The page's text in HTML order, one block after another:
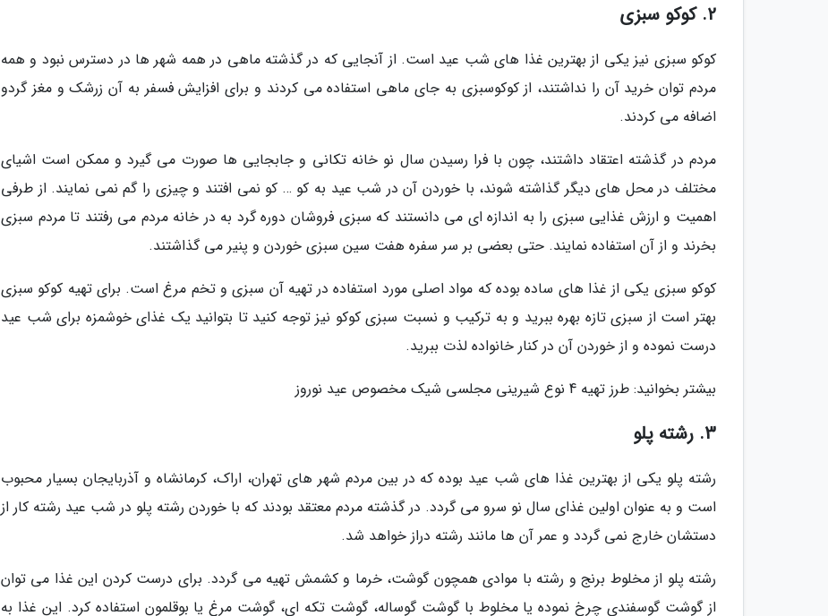
2. کوکو سبزی
کوکو سبزی نیز یکی از بهترین غذا های شب عید است. از آنجایی که در گذشته ماهی در همه شهر ها در دسترس نبود و همه
مردم توان خرید آن را نداشتند، از کوکوسبزی به جای ماهی استفاده می کردند و برای افزایش فسفر به آن زرشک و مغز گردو
اضافه می کردند.
مردم در گذشته اعتقاد داشتند، چون با فرا رسیدن سال نو خانه تکانی و جابجایی ها صورت می گیرد و ممکن است اشیای
مختلف در محل های دیگر گذاشته شوند، با خوردن آن در شب عید به کو … کو نمی افتند و چیزی را گم نمی نمایند. از طرفی
اهمیت و ارزش غذایی سبزی را به اندازه ای می دانستند که سبزی فروشان دوره گرد به در خانه مردم می رفتند تا مردم سبزی
بخرند و از آن استفاده نمایند. حتی بعضی بر سر سفره هفت سین سبزی خوردن و پنیر می گذاشتند.
کوکو سبزی یکی از غذا های ساده بوده که مواد اصلی مورد استفاده در تهیه آن سبزی و تخم مرغ است. برای تهیه کوکو سبزی
بهتر است از سبزی تازه بهره ببرید و به ترکیب و نسبت سبزی کوکو نیز توجه کنید تا بتوانید یک غذای خوشمزه برای شب عید
درست نموده و از خوردن آن در کنار خانواده لذت ببرید.
بیشتر بخوانید: طرز تهیه 4 نوع شیرینی مجلسی شیک مخصوص عید نوروز
3. رشته پلو
رشته پلو یکی از بهترین غذا های شب عید بوده که در بین مردم شهر های تهران، اراک، کرمانشاه و آذربایجان بسیار محبوب
است و به عنوان اولین غذای سال نو سرو می گردد. در گذشته مردم معتقد بودند که با خوردن رشته پلو در شب عید رشته کار از
دستشان خارج نمی گردد و عمر آن ها مانند رشته دراز خواهد شد.
رشته پلو از مخلوط برنج و رشته با موادی همچون گوشت، خرما و کشمش تهیه می گردد. برای درست کردن این غذا می توان
از گوشت گوسفندی چرخ نموده یا مخلوط با گوشت گوساله، گوشت تکه ای، گوشت مرغ یا بوقلمون استفاده کرد. این غذا به